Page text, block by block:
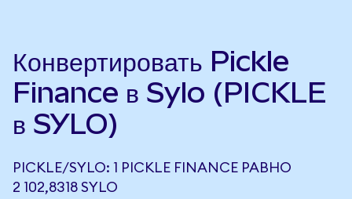
Конвертировать Pickle
Finance в Sylo (PICKLE
в SYLO)
PICKLE/SYLO: 1 PICKLE FINANCE РАВНО
2 102,8318 SYLO